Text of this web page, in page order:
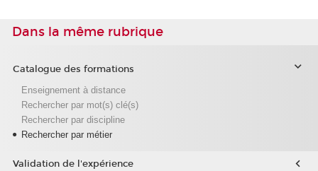
Dans la même rubrique
Catalogue des formations
Enseignement à distance
Rechercher par mot(s) clé(s)
Rechercher par discipline
Rechercher par métier
Validation de l'expérience